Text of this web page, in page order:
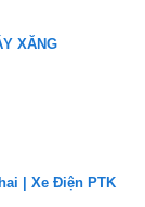
XĂNG
| Xe Điện PTK